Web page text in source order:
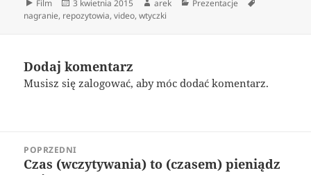
Format
Film
Data
publikacji
3 kwietnia 2015 Autor
arek Kategorie
Prezentacje
nagranie, repozytowia,video,wtyczki
Dodaj komentarz
Musisz sięzalogować, aby móc dodać komentarz.
wpisuPOPRZEDNI
Poprzedni
Czas (wczytywania) to (czasem) pieniądz